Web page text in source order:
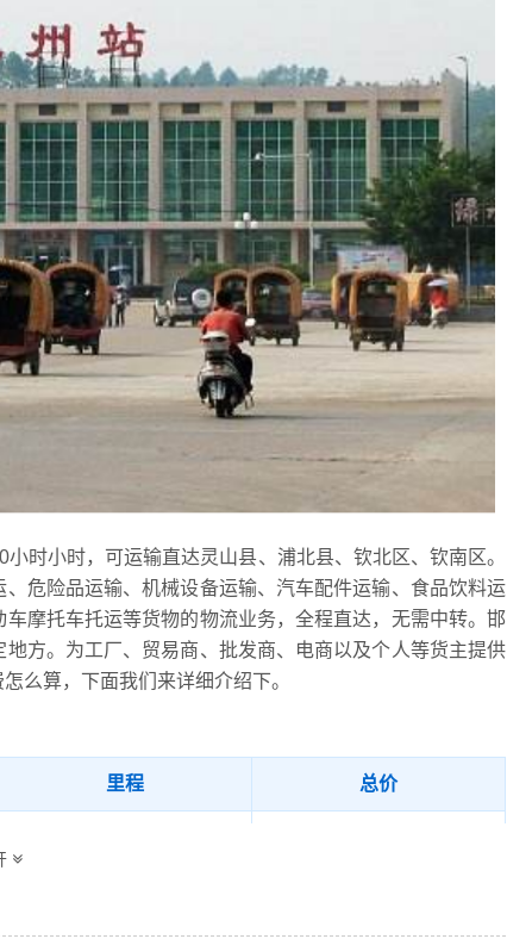
时小时，可运输直达灵山县、浦北县、钦北区、钦南区。
危险品运输、机械设备运输、汽车配件运输、食品饮料运
摩托车托运等货物的物流业务，全程直达，无需中转。邯
方。为工厂、贸易商、批发商、电商以及个人等货主提供
么算，下面我们来详细介绍下。
里程 总价